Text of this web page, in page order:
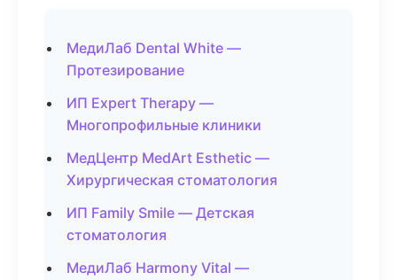
МедиЛаб Dental White —
Протезирование
ИП Expert Therapy —
Многопрофильные клиники
МедЦентр MedArt Esthetic —
Хирургическая стоматология
ИП Family Smile — Детская
стоматология
МедиЛаб Harmony Vital —